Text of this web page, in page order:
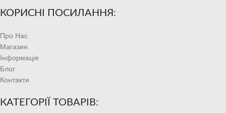
КОРИСНІ ПОСИЛАННЯ:
Про Нас
Магазин
Інформація
Блог
Контакти
КАТЕГОРІЇ ТОВАРІВ: